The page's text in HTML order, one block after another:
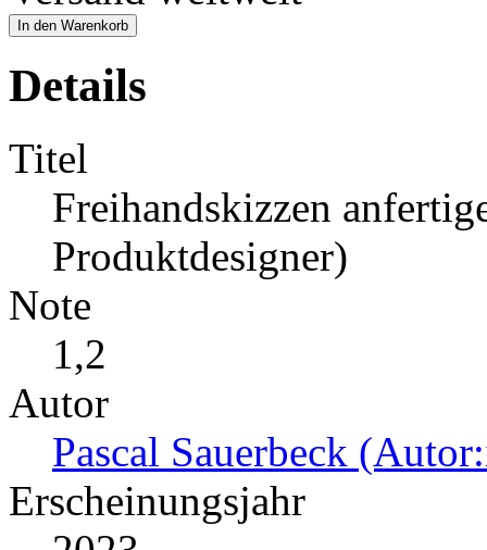
In den Warenkorb
Details
Titel
Freihandskizzen
Produktdesigner)
Note
1,2
Autor
Pascal Sauerbeck
Erscheinungsjahr